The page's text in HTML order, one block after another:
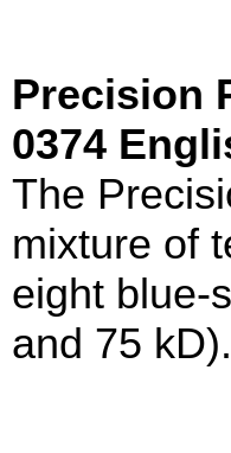
Precision
0374
The
mixture of
eight blue-
and 75 kD).